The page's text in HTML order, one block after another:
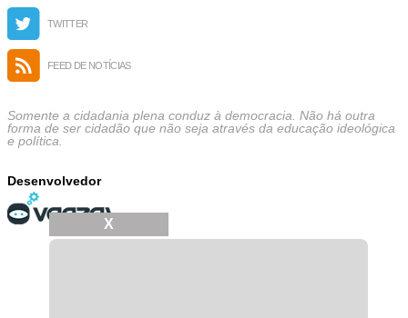
TWITTER
FEED DE NOTÍCIAS
Somente a cidadania plena conduz à democracia. Não há outra
forma de ser cidadão que não seja através da educação ideológica
e política.
Desenvolvedor
X